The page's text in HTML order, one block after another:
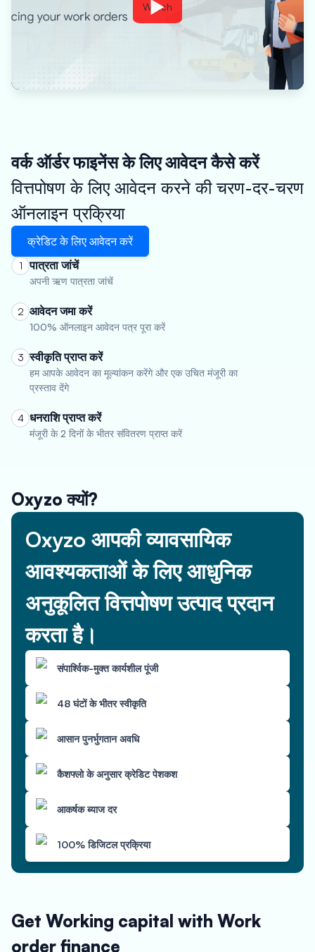
Watch
वर्क ऑर्डर फाइनेंस के लिए आवेदन कैसे करें
वित्तपोषण के लिए आवेदन करने की चरण-दर-चरण
ऑनलाइन प्रक्रिया
क्रेडिट के लिए आवेदन करें
1 पात्रता जांचें
अपनी ऋण पात्रता जांचें
2 आवेदन जमा करें
100% ऑनलाइन आवेदन पत्र पूरा करें
3 स्वीकृति प्राप्त करें
हम आपके आवेदन का मूल्यांकन करेंगे और एक उचित मंजूरी का
प्रस्ताव देंगे
4 धनराशि प्राप्त करें
मंजूरी के 2 दिनों के भीतर संवितरण प्राप्त करें
Oxyzo क्यों?
Oxyzo आपकी व्यावसायिक
आवश्यकताओं के लिए आधुनिक
अनुकूलित वित्तपोषण उत्पाद प्रदान
करता है।
संपार्श्विक-मुक्त कार्यशील पूंजी
48 घंटों के भीतर स्वीकृति
आसान पुनर्भुगतान अवधि
कैशफ्लो के अनुसार क्रेडिट पेशकश
आकर्षक ब्याज दर
100% डिजिटल प्रक्रिया
Get Working capital with Work
order finance